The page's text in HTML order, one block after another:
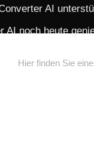
AI
AI noch heute
Hier finden Sie